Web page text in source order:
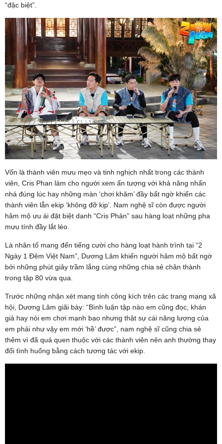
“đặc biệt”.
Vốn là thành viên mưu mẹo và tinh nghịch nhất trong các thành
viên, Cris Phan làm cho người xem ấn tượng với khả năng nhấn
nhá đúng lúc hay những màn ‘chơi khăm’ đầy bất ngờ khiến các
thành viên lẫn ekip ‘không đỡ kịp’. Nam nghệ sĩ còn được người
hâm mộ ưu ái đặt biệt danh “Cris Phản” sau hàng loạt những pha
mưu tính đầy lắt léo.
Là nhân tố mang đến tiếng cười cho hàng loạt hành trình tại “2
Ngày 1 Đêm Việt Nam”, Dương Lâm khiến người hâm mộ bất ngờ
bởi những phút giây trầm lắng cùng những chia sẻ chân thành
trong tập 80 vừa qua.
Trước những nhận xét mang tính công kích trên các trang mạng xã
hội, Dương Lâm giãi bày: “Bình luận tập nào em cũng đọc, khán
giả hay nói em chơi mạnh bạo nhưng thật sự cái năng lượng của
em phải như vậy em mới ‘hề’ được”, nam nghệ sĩ cũng chia sẻ
thêm vì đã quá quen thuộc với các thành viên nên anh thường thay
đổi tình huống bằng cách tương tác với ekip.